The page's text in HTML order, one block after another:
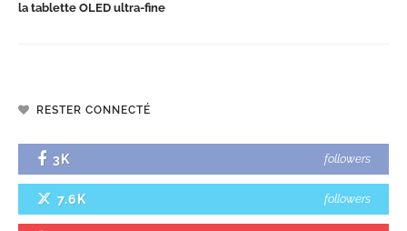
la tablette OLED ultra-fine
RESTER CONNECTÉ
3K followers
7.6K followers